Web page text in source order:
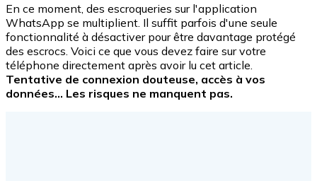
En ce moment, des escroqueries sur l'application
WhatsApp se multiplient. Il suffit parfois d'une seule
fonctionnalité à désactiver pour être davantage protégé
des escrocs. Voici ce que vous devez faire sur votre
téléphone directement après avoir lu cet article.
Tentative de connexion douteuse, accès à vos
données... Les risques ne manquent pas.